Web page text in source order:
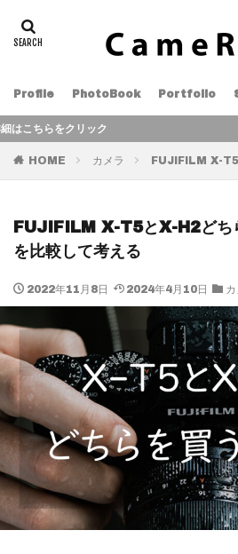
Profile PhotoBook Portfolio
HOME カメラ FUJIFILM X-T5
FUJIFILM X-T5とX-H2どち
を比較して考える
2022年11月8日 2024年4月10日